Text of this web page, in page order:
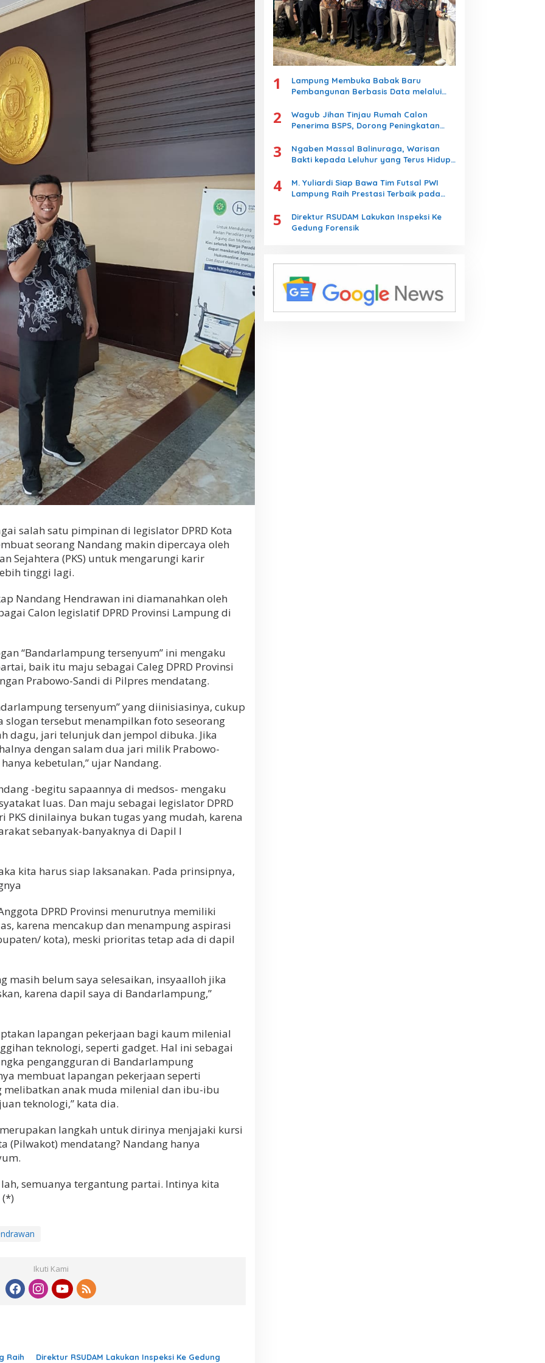
salah satu pimpinan di legislator DPRD Kota
seorang Nandang makin dipercaya oleh
Sejahtera (PKS) untuk mengarungi karir
tinggi lagi.
Nandang Hendrawan ini diamanahkan oleh
Calon legislatif DPRD Provinsi Lampung di
“Bandarlampung tersenyum” ini mengaku
baik itu maju sebagai Caleg DPRD Provinsi
Prabowo-Sandi di Pilpres mendatang.
tersenyum” yang diinisiasinya, cukup
slogan tersebut menampilkan foto seseorang
dagu, jari telunjuk dan jempol dibuka. Jika
dengan salam dua jari milik Prabowo-
kebetulan,” ujar Nandang.
-begitu sapaannya di medsos- mengaku
luas. Dan maju sebagai legislator DPRD
dinilainya bukan tugas yang mudah, karena
sebanyak-banyaknya di Dapil I
kita harus siap laksanakan. Pada prinsipnya,
DPRD Provinsi menurutnya memiliki
karena mencakup dan menampung aspirasi
kota), meski prioritas tetap ada di dapil
masih belum saya selesaikan, insyaalloh jika
karena dapil saya di Bandarlampung,”
lapangan pekerjaan bagi kaum milenial
teknologi, seperti gadget. Hal ini sebagai
pengangguran di Bandarlampung
membuat lapangan pekerjaan seperti
melibatkan anak muda milenial dan ibu-ibu
teknologi,” kata dia.
langkah untuk dirinya menjajaki kursi
(Pilwakot) mendatang? Nandang hanya
lah, semuanya tergantung partai. Intinya kita
(*)
Ikuti Kami
Raih Direktur RSUDAM Lakukan Inspeksi Ke Gedung
1
Lampung Membuka Babak Baru
Pembangunan Berbasis Data melalui
AI
2
Wagub Jihan Tinjau Rumah Calon
Penerima BSPS, Dorong Peningkatan
Aspirasi Masyarakat
3
Ngaben Massal Balinuraga, Warisan
Bakti kepada Leluhur yang Terus Hidup
4
M. Yuliardi Siap Bawa Tim Futsal PWI
Lampung Raih Prestasi Terbaik pada
5
Direktur RSUDAM Lakukan Inspeksi Ke
Gedung Forensik